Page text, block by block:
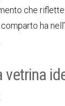
che
ha
vetrina